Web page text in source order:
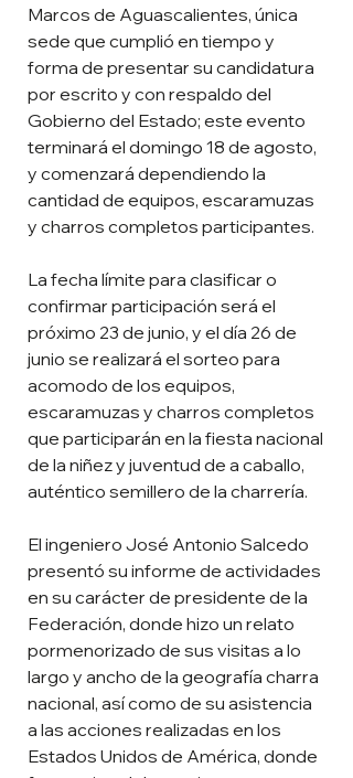
Marcos de Aguascalientes, única
sede que cumplió en tiempo y
forma de presentar su candidatura
por escrito y con respaldo del
Gobierno del Estado; este evento
terminará el domingo 18 de agosto,
y comenzará dependiendo la
cantidad de equipos, escaramuzas
y charros completos participantes.
La fecha límite para clasificar o
confirmar participación será el
próximo 23 de junio, y el día 26 de
junio se realizará el sorteo para
acomodo de los equipos,
escaramuzas y charros completos
que participarán en la fiesta nacional
de la niñez y juventud de a caballo,
auténtico semillero de la charrería.
El ingeniero José Antonio Salcedo
presentó su informe de actividades
en su carácter de presidente de la
Federación, donde hizo un relato
pormenorizado de sus visitas a lo
largo y ancho de la geografía charra
nacional, así como de su asistencia
a las acciones realizadas en los
Estados Unidos de América, donde